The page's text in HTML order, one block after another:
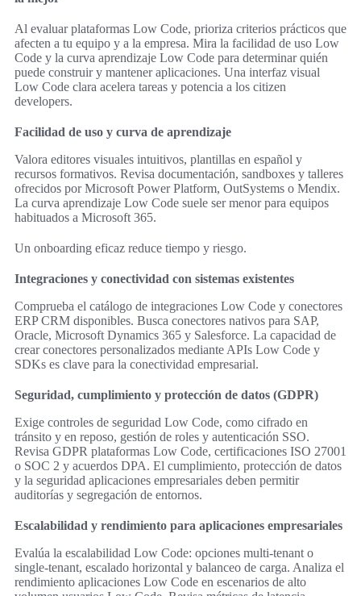
Al evaluar plataformas Low Code, prioriza criterios prácticos que
afecten a tu equipo y a la empresa. Mira la facilidad de uso Low
Code y la curva aprendizaje Low Code para determinar quién
puede construir y mantener aplicaciones. Una interfaz visual
Low Code clara acelera tareas y potencia a los citizen
developers.
Facilidad de uso y curva de aprendizaje
Valora editores visuales intuitivos, plantillas en español y
recursos formativos. Revisa documentación, sandboxes y talleres
ofrecidos por Microsoft Power Platform, OutSystems o Mendix.
La curva aprendizaje Low Code suele ser menor para equipos
habituados a Microsoft 365.
Un onboarding eficaz reduce tiempo y riesgo.
Integraciones y conectividad con sistemas existentes
Comprueba el catálogo de integraciones Low Code y conectores
ERP CRM disponibles. Busca conectores nativos para SAP,
Oracle, Microsoft Dynamics 365 y Salesforce. La capacidad de
crear conectores personalizados mediante APIs Low Code y
SDKs es clave para la conectividad empresarial.
Seguridad, cumplimiento y protección de datos (GDPR)
Exige controles de seguridad Low Code, como cifrado en
tránsito y en reposo, gestión de roles y autenticación SSO.
Revisa GDPR plataformas Low Code, certificaciones ISO 27001
o SOC 2 y acuerdos DPA. El cumplimiento, protección de datos
y la seguridad aplicaciones empresariales deben permitir
auditorías y segregación de entornos.
Escalabilidad y rendimiento para aplicaciones empresariales
Evalúa la escalabilidad Low Code: opciones multi-tenant o
single-tenant, escalado horizontal y balanceo de carga. Analiza el
rendimiento aplicaciones Low Code en escenarios de alto